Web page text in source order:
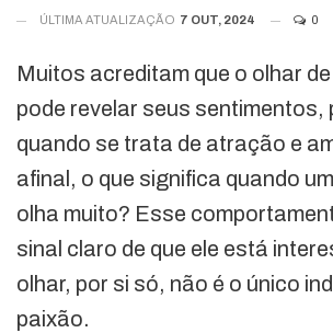
ÚLTIMA ATUALIZAÇÃO 7 OUT, 2024 0
Muitos acreditam que o olhar
pode revelar seus sentimentos,
quando se trata de atração e
afinal, o que significa quando
olha muito? Esse
sinal claro de que ele está
olhar, por si só, não é o único
paixão.